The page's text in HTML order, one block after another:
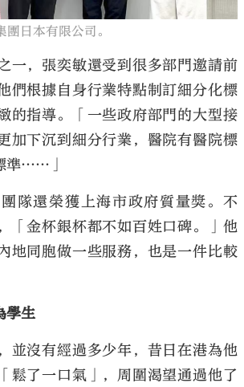
日本有限公司。
一，張奕敏還受到很多部門邀請前
們根據自身行業特點制訂細分化標
的指導。「一些政府部門的大型接
加下沉到細分行業，醫院有醫院標
準……」
隊還榮獲上海市政府質量獎。不
「金杯銀杯都不如百姓口碑。」他
地同胞做一些服務，也是一件比較
學生
並沒有經過多少年，昔日在港為他
鬆了一口氣」，周圍渴望通過他了